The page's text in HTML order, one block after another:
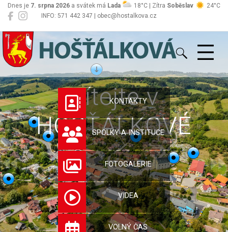
INFO: 571 442 347 | obec@hostalkova.cz
Dnes je 7. srpna 2026 a svátek má Lada 18°C | Zítra Soběslav 24°C
Hošťálková
Vítejte v
HOŠŤÁLKOVÉ
KONTAKTY
SPOLKY A INSTITUCE
FOTOGALERIE
VIDEA
VOLNÝ ČAS